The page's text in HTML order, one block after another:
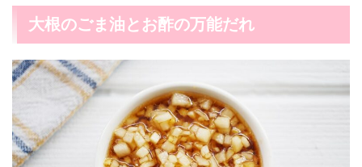
大根のごま油とお酢の万能だれ